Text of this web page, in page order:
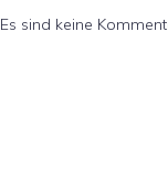
Es sind keine